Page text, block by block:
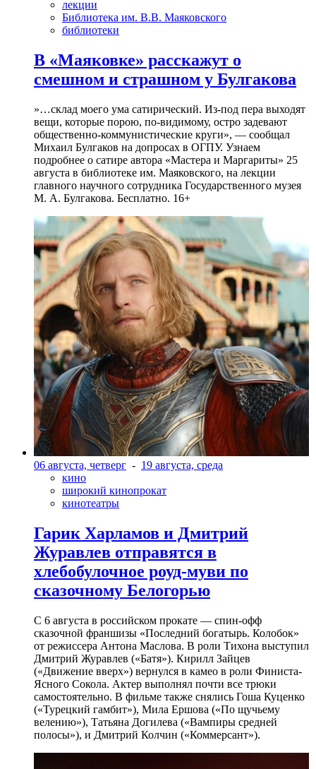
лекции
Библиотека им. В.В. Маяковского
библиотеки
В «Маяковке» расскажут о
смешном и страшном у Булгакова
»…склад моего ума сатирический. Из-под пера выходят
вещи, которые порою, по-видимому, остро задевают
общественно-коммунистические круги», — сообщал
Михаил Булгаков на допросах в ОГПУ. Узнаем
подробнее о сатире автора «Мастера и Маргариты» 25
августа в библиотеке им. Маяковского, на лекции
главного научного сотрудника Государственного музея
М. А. Булгакова. Бесплатно. 16+
06 августа, четверг - 19 августа, среда
кино
широкий кинопрокат
кинотеатры
Гарик Харламов и Дмитрий
Журавлев отправятся в
хлебобулочное роуд-муви по
сказочному Белогорью
С 6 августа в российском прокате — спин-офф
сказочной франшизы «Последний богатырь. Колобок»
от режиссера Антона Маслова. В роли Тихона выступил
Дмитрий Журавлев («Батя»). Кирилл Зайцев
(«Движение вверх») вернулся в камео в роли Финиста-
Ясного Сокола. Актер выполнял почти все трюки
самостоятельно. В фильме также снялись Гоша Куценко
(«Турецкий гамбит»), Мила Ершова («По щучьему
велению»), Татьяна Догилева («Вампиры средней
полосы»), и Дмитрий Колчин («Коммерсант»).